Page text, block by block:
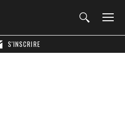
S'INSCRIRE